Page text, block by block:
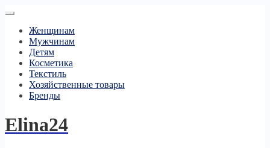
Женщинам
Мужчинам
Детям
Косметика
Текстиль
Хозяйственные товары
Бренды
Elina24